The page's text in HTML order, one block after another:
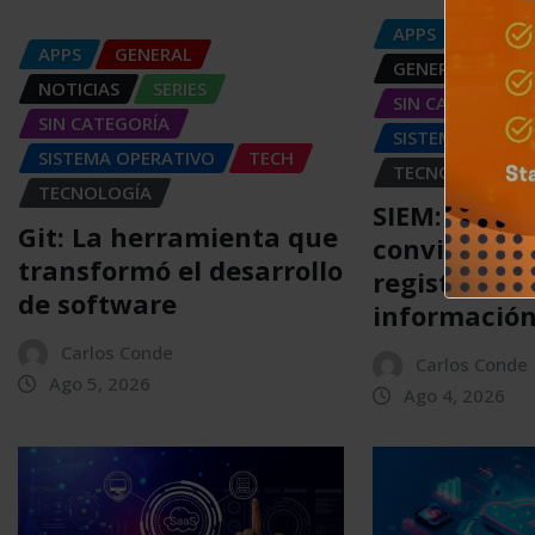
APPS
GENERAL
NOTICIAS
SERIES
SIN CATEGORÍA
SISTEMA OPERATIVO
TECH
TECNOLOGÍA
Git: La herramienta que
transformó el desarrollo
de software
Carlos Conde
Ago 5, 2026
APPS
GENERAL
SIN CATEGORÍA
SISTEMA
TECNOLOGÍA
SIEM: El
convierte
registros en
información
Carlos Conde
Ago 4, 2026